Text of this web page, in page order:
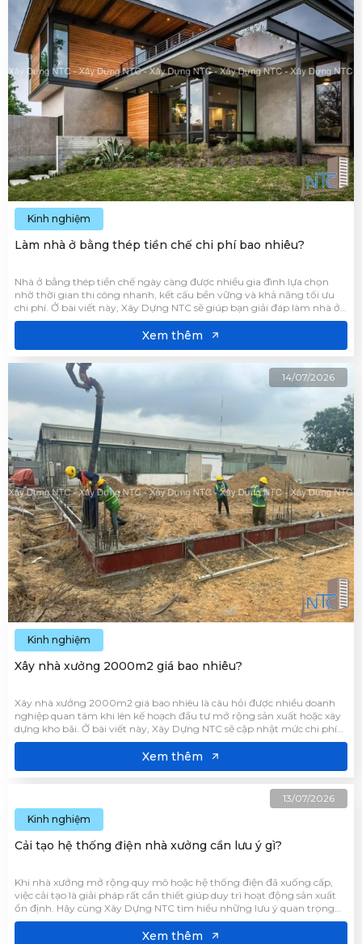
Kinh nghiệm
Làm nhà ở bằng thép tiền chế chi phí bao nhiêu?
Nhà ở bằng thép tiền chế ngày càng được nhiều gia đình lựa chọn
nhờ thời gian thi công nhanh, kết cấu bền vững và khả năng tối ưu
chi phí. Ở bài viết này, Xây Dựng NTC sẽ giúp bạn giải đáp làm nhà ở
bằng thép tiền chế bao nhiêu tiền để giúp bạn đưa ra lựa chọn phù
hợp với nhu cầu xây dựng thực tế.
Xem thêm
14/07/2026
Kinh nghiệm
Xây nhà xưởng 2000m2 giá bao nhiêu?
Xây nhà xưởng 2000m2 giá bao nhiêu là câu hỏi được nhiều doanh
nghiệp quan tâm khi lên kế hoạch đầu tư mở rộng sản xuất hoặc xây
dựng kho bãi. Ở bài viết này, Xây Dựng NTC sẽ cập nhật mức chi phí
tham khảo, giúp chủ đầu tư dễ dàng dự toán kinh phí và lựa chọn
phương án xây dựng phù hợp.Xem thêm
13/07/2026
Kinh nghiệm
Cải tạo hệ thống điện nhà xưởng cần lưu ý gì?
Khi nhà xưởng mở rộng quy mô hoặc hệ thống điện đã xuống cấp,
việc cải tạo là giải pháp rất cần thiết giúp duy trì hoạt động sản xuất
ổn định. Hãy cùng Xây Dựng NTC tìm hiểu những lưu ý quan trọng
trong quá trình cải tạo hệ thống điện nhà xưởng để đảm bảo an toàn
cho nhà xưởng qua bài viết dưới đây.
Xem thêm